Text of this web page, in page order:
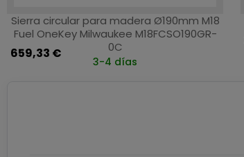
Sierra circular para madera Ø190mm M18
Fuel OneKey Milwaukee M18FCSO190GR-
0C
659,33 €
3-4 días